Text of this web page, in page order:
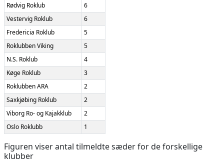
Rødvig Roklub
6
Vestervig Roklub
6
Fredericia Roklub
5
Roklubben Viking
5
N.S. Roklub
4
Køge Roklub
3
Roklubben ARA
2
Saxkjøbing Roklub
2
Viborg Ro- og Kajakklub
2
Oslo Roklubb
1
Figuren viser antal tilmeldte sæder for de forskellige
klubber